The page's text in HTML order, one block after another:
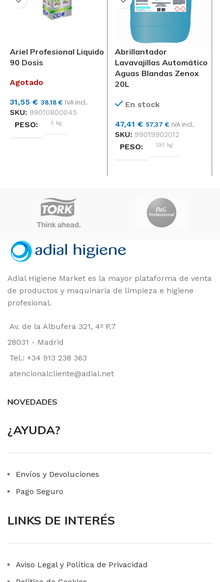
Ariel Profesional Liquido
90 Dosis
Agotado
31,55 € 38,18 € IVA incl.
SKU: 99010800045
PESO 5 kg
MARCAS P&G
Abrillantador
Lavavajillas Automático
Aguas Blandas Zenox
20L
En stock
47,41 € 57,37 € IVA incl.
SKU: 99019902012
PESO 195 kg
32 × 11 × 5 cm
MARCAS Zenox
TIPO
BLANDAS, MEDIAS-DURAS
Adial Higiene Market es la mayor plataforma de venta
de productos y maquinaria de limpieza e higiene
profesional.
Av. de la Albufera 321, 4º P.7
28031 - Madrid
Tel.: +34 913 238 363
atencionalcliente@adial.net
NOVEDADES
¿AYUDA?
Envíos y Devoluciones
Pago Seguro
LINKS DE INTERÉS
Aviso Legal y Política de Privacidad